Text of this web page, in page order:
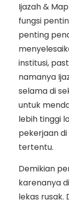
Ijazah &
fungsi
penting
institusi,
namanya
selama di
untuk
lebih tinggi
pekerjaan
tertentu.
Demikian
karenanya
lekas rusak.